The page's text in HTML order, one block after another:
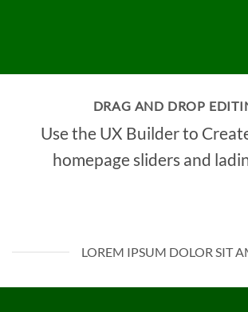
DRAG AND DROP
Use the UX Builder to
homepage sliders and
LOREM IPSUM DOLOR SIT